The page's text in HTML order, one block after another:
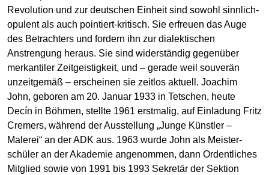
Revolution und zur deutschen Einheit sind sowohl sinnlich-
opulent als auch pointiert-kritisch. Sie erfreuen das Auge
des Be­trach­ters und fordern ihn zur dialektischen
Anstrengung heraus. Sie sind widerständig gegenüber
merkantiler Zeit­geistigkeit, und – gerade weil souverän
unzeitgemäß – erscheinen sie zeitlos aktuell. Joachim
John, geboren am 20. Januar 1933 in Tetschen, heute
Decín in Böhmen, stellte 1961 erstmalig, auf Einladung Fritz
Cremers, während der Ausstellung „Junge Künstler –
Malerei“ an der ADK aus. 1963 wurde John als Meister­
schüler an der Akademie angenommen, dann Ordent­liches
Mitglied sowie von 1991 bis 1993 Sekretär der Sektion